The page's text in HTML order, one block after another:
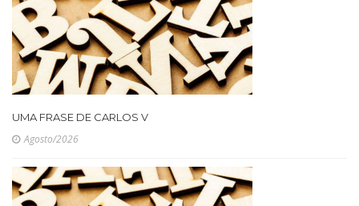
UMA FRASE DE CARLOS V
Agosto/2026